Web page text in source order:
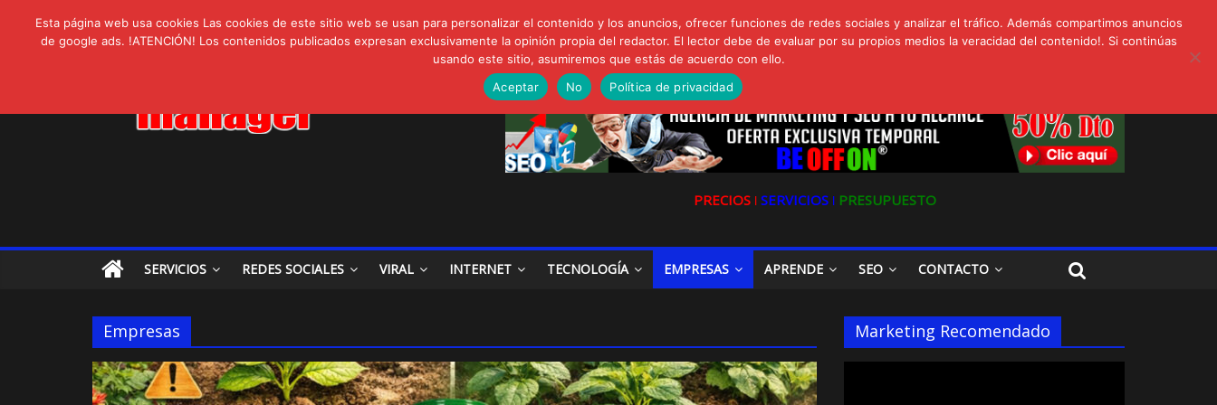
lunes, agosto 3, 2026 Novedades: LIVAM estrena Agua de Sal
Ultravioleta Radio, Cómo una radio sin fines comerciales conquistó a miles de oyentes
IA: Su importancia en las redes sociales
Gravatar: Tu Huella Digital en las Redes Sociales
PRECIOS ǀ SERVICIOS ǀ PRESUPUESTO
SERVICIOS REDES SOCIALES VIRAL INTERNET TECNOLOGÍA EMPRESAS APRENDE SEO CONTACTO
Empresas Marketing Recomendado
Esta página web usa cookies Las cookies de este sitio web se usan para personalizar el contenido y los anuncios, ofrecer funciones de redes sociales y analizar el tráfico. Además compartimos anuncios
de google ads. !ATENCIÓN! Los contenidos publicados expresan exclusivamente la opinión propia del redactor. El lector debe de evaluar por su propios medios la veracidad del contenido!. Si continúas
usando este sitio, asumiremos que estás de acuerdo con ello.
Aceptar
No Política de privacidad